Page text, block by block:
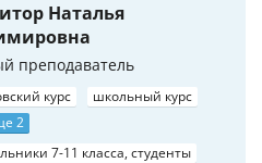
Наталья
преподаватель
курс
школьный курс
2
7-11 класса, студенты